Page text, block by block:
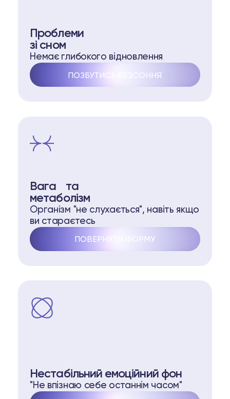
Проблеми
зі сном
Немає глибокого відновлення
ПОЗБУТИСЬ БЕЗСОННЯ
Вага та
метаболізм
Організм "не слухається", навіть якщо
ви стараєтесь
ПОВЕРНУТИ ФОРМУ
Нестабільний емоційний фон
"Не впізнаю себе останнім часом"